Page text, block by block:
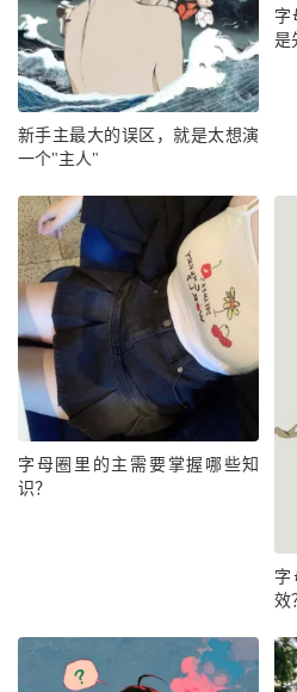
新手主最大的误区，就是太想演
一个"主人"
字
是
字母圈里的主需要掌握哪些知
识？
字
效